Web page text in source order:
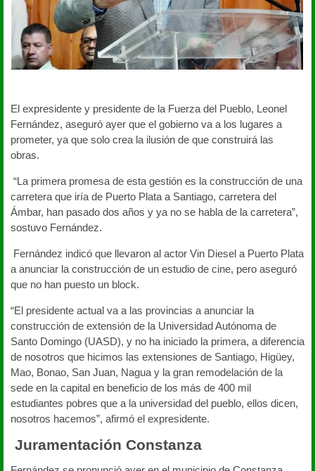
El expresidente y presidente de la Fuerza del Pueblo, Leonel
Fernández, aseguró ayer que el gobierno va a los lugares a
prometer, ya que solo crea la ilusión de que construirá las
obras.
“La primera promesa de esta gestión es la construcción de una
carretera que iría de Puerto Plata a Santiago, carretera del
Ámbar, han pasado dos años y ya no se habla de la carretera”,
sostuvo Fernández.
Fernández indicó que llevaron al actor Vin Diesel a Puerto Plata
a anunciar la construcción de un estudio de cine, pero aseguró
que no han puesto un block.
“El presidente actual va a las provincias a anunciar la
construcción de extensión de la Universidad Autónoma de
Santo Domingo (UASD), y no ha iniciado la primera, a diferencia
de nosotros que hicimos las extensiones de Santiago, Higüey,
Mao, Bonao, San Juan, Nagua y la gran remodelación de la
sede en la capital en beneficio de los más de 400 mil
estudiantes pobres que a la universidad del pueblo, ellos dicen,
nosotros hacemos”, afirmó el expresidente.
Juramentación Constanza